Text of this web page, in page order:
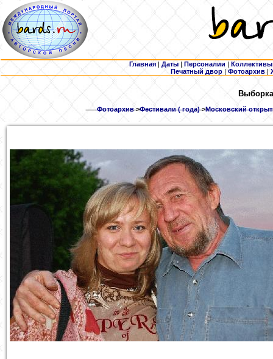
Главная | Даты | Персоналии | Коллективы
Печатный двор |Фотоархив |
Фотоархив>Фестивали ( года)>Московский